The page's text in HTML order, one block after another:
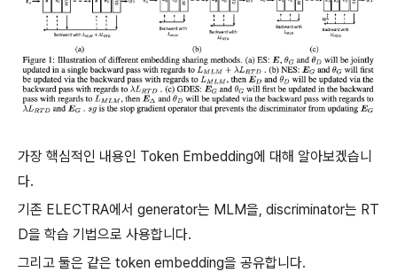
가장 핵심적인 내용인 Token Embedding에 대해 알아보겠습니
다.
기존 ELECTRA에서 generator는 MLM을, discriminator는 RT
D을 학습 기법으로 사용합니다.
그리고 둘은 같은 token embedding을 공유합니다.